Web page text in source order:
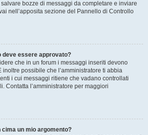
bozze di messaggi da completare e inviare
nell’apposita sezione del Pannello di Controllo
deve essere approvato?
che in un forum i messaggi inseriti devono
inoltre possibile che l’amministratore ti abbia
i cui messaggi ritiene che vadano controllati
Contatta l’amministratore per maggiori
un mio argomento?